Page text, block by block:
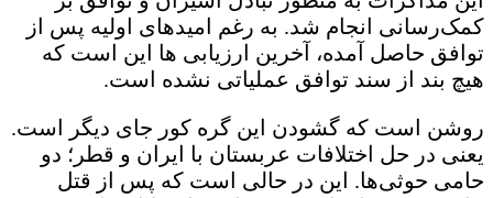
کمک‌رسانی انجام شد. به رغم امیدهای اولیه پس از
توافق حاصل آمده، آخرین ارزیابی ها این است که
هیچ بند از سند توافق عملیاتی نشده است.
روشن است که گشودن این گره کور جای دیگر است.
یعنی در حل اختلافات عربستان با ایران و قطر؛ دو
حامی حوثی‌ها. این در حالی است که پس از قتل